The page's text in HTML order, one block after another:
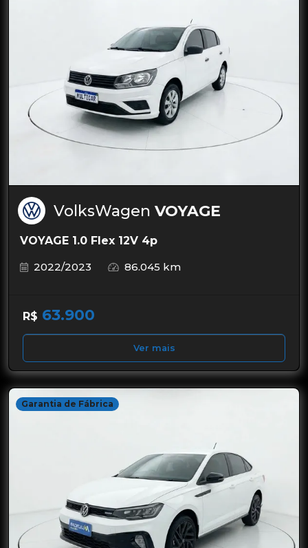
VolksWagen VOYAGE
VOYAGE 1.0 Flex 12V 4p
2022/2023
86.045 km
R$ 63.900
Ver mais
Garantia de Fábrica